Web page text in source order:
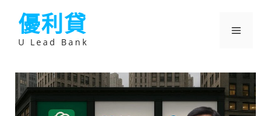
優利貸
U Lead Bank
選